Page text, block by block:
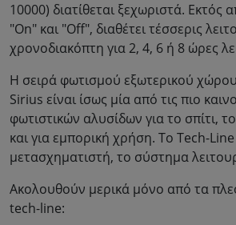
10000) διατίθεται ξεχωριστά. Εκτός
"On" και "Off", διαθέτει τέσσερις
χρονοδιακόπτη για 2, 4, 6 ή 8 ώρες
Η σειρά φωτισμού εξωτερικού
Sirius είναι ίσως μία από τις πιο
φωτιστικών αλυσίδων για το σπίτι,
και για εμπορική χρήση. Το Tech-Line
μετασχηματιστή, το σύστημα
Ακολουθούν μερικά μόνο από τα
tech-line: